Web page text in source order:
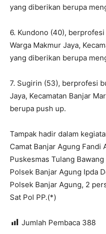
yang diberikan berupa
6. Kundono (40),
Warga Makmur Jaya,
yang diberikan berupa
7. Sugirin (53), berprofesi
Jaya, Kecamatan Banjar
berupa push up.
Tampak hadir dalam
Camat Banjar Agung Fandi
Puskesmas Tulang
Polsek Banjar Agung Ipda
Polsek Banjar Agung, 2
Sat Pol PP.(*)
Jumlah Pembaca 388